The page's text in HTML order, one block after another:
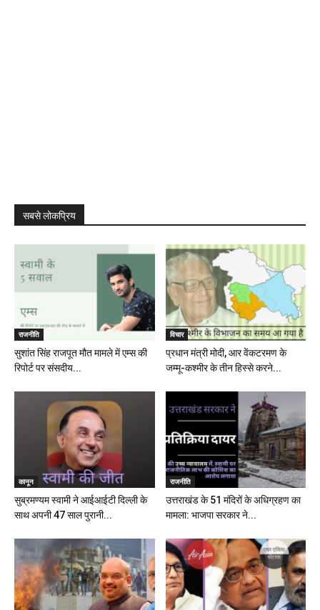
सबसे लोकप्रिय
राजनीति
सुशांत सिंह राजपूत मौत मामले में एम्स की
रिपोर्ट पर संसदीय...
विचार
प्रधान मंत्री मोदी, आर वेंकटरमण के
जम्मू-कश्मीर के तीन हिस्से करने...
कानून
सुब्रमण्यम स्वामी ने आईआईटी दिल्ली के
साथ अपनी 47 साल पुरानी...
राजनीति
उत्तराखंड के 51 मंदिरों के अधिग्रहण का
मामला: भाजपा सरकार ने...